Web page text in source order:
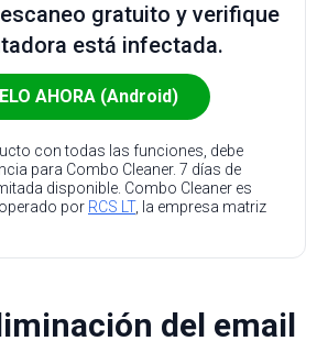
gratuito y verifique
está infectada.
AHORA (Android)
con todas las funciones, debe
para Combo Cleaner. 7 días de
disponible. Combo Cleaner es
por RCS LT, la empresa matriz
del email